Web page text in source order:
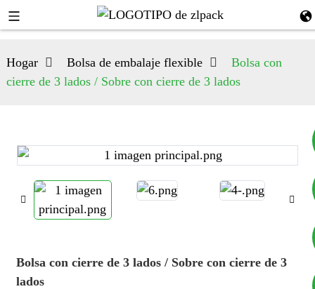
+8617753933792
Hogar Bolsa de embalaje flexible
Bolsa con
cierre de 3 lados / Sobre con cierre de 3 lados
Bolsa con cierre de 3 lados / Sobre con cierre de 3
lados